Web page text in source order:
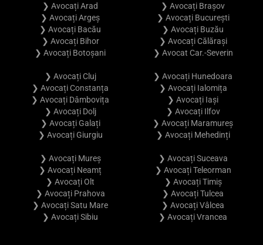
❯ Avocați Arad
❯ Avocați Argeș
❯ Avocați Bacău
❯ Avocați Bihor
❯ Avocați Botoșani
❯ Avocați Brașov
❯ Avocați București
❯ Avocați Buzău
❯ Avocați Călărași
❯ Avocat Car.-Severin
❯ Avocați Cluj
❯ Avocați Constanța
❯ Avocați Dâmbovița
❯ Avocați Dolj
❯ Avocați Galați
❯ Avocați Giurgiu
❯ Avocați Hunedoara
❯ Avocați Ialomița
❯ Avocați Iași
❯ Avocați Ilfov
❯ Avocați Maramureș
❯ Avocați Mehedinți
❯ Avocați Mureș
❯ Avocați Neamț
❯ Avocați Olt
❯ Avocați Prahova
❯ Avocați Satu Mare
❯ Avocați Sibiu
❯ Avocați Suceava
❯ Avocați Teleorman
❯ Avocați Timiș
❯ Avocați Tulcea
❯ Avocați Vâlcea
❯ Avocați Vrancea